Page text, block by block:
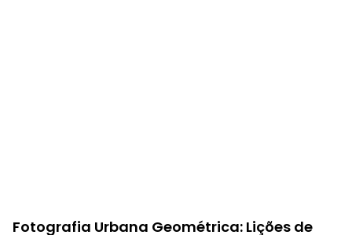
Fotografia Urbana Geométrica: Lições de